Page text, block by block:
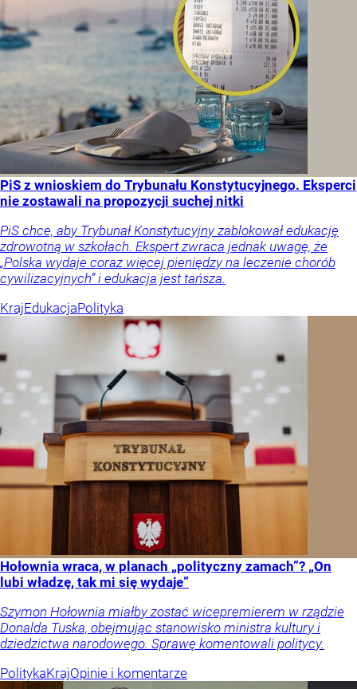
PiS z wnioskiem do Trybunału Konstytucyjnego. Eksperci
nie zostawali na propozycji suchej nitki
PiS chce, aby Trybunał Konstytucyjny zablokował edukację
zdrowotną w szkołach. Ekspert zwraca jednak uwagę, że
„Polska wydaje coraz więcej pieniędzy na leczenie chorób
cywilizacyjnych” i edukacja jest tańsza.
KrajEdukacjaPolityka
Hołownia wraca, w planach „polityczny zamach”? „On
lubi władzę, tak mi się wydaje”
Szymon Hołownia miałby zostać wicepremierem w rządzie
Donalda Tuska, obejmując stanowisko ministra kultury i
dziedzictwa narodowego. Sprawę komentowali politycy.
PolitykaKrajOpinie i komentarze